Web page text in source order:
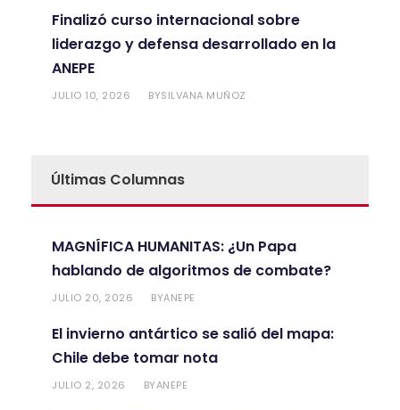
Finalizó curso internacional sobre
liderazgo y defensa desarrollado en la
ANEPE
JULIO 10, 2026 BYSILVANA MUÑOZ
Últimas Columnas
MAGNÍFICA HUMANITAS: ¿Un Papa
hablando de algoritmos de combate?
JULIO 20, 2026 BYANEPE
El invierno antártico se salió del mapa:
Chile debe tomar nota
JULIO 2, 2026 BYANEPE